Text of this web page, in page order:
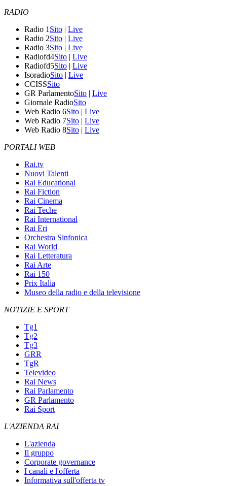
RADIO
Radio 1 Sito | Live
Radio 2Sito | Live
Radio 3Sito | Live
Radiofd4Sito | Live
Radiofd5Sito | Live
IsoradioSito | Live
CCISSSito
GR ParlamentoSito | Live
Giornale RadioSito
Web Radio 6Sito | Live
Web Radio 7Sito | Live
Web Radio 8Sito | Live
PORTALI WEB
Rai.tv
Nuovi Talenti
Rai Educational
Rai Fiction
Rai Cinema
Rai Teche
Rai International
Rai Eri
Orchestra Sinfonica
Rai World
Rai Letteratura
Rai Arte
Rai 150
Prix Italia
Museo della radio e della televisione
NOTIZIE E SPORT
Tg1
Tg2
Tg3
GRR
TgR
Televideo
Rai News
Rai Parlamento
GR Parlamento
Rai Sport
L'AZIENDA RAI
L'azienda
Il gruppo
Corporate governance
I canali e l'offerta
Informativa sull'offerta tv